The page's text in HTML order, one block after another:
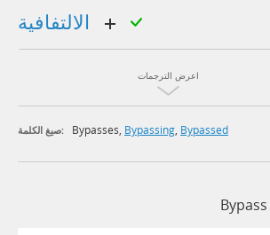
اعرض الترجمات
صيغ الكلمة: Bypasses, Bypassing, Bypassed